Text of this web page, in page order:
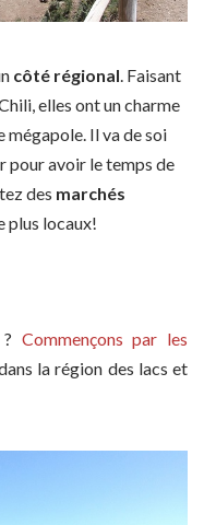
côté régional. Faisant
elles ont un charme
mégapole. Il va de soi
pour avoir le temps de
des marchés
plus locaux!
Commençons par les
la région des lacs et